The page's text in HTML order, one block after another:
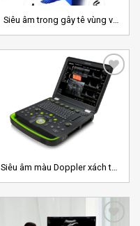
Siêu âm trong gây tê vùng và
Add to
Wishlist
Siêu âm màu Doppler xách tay